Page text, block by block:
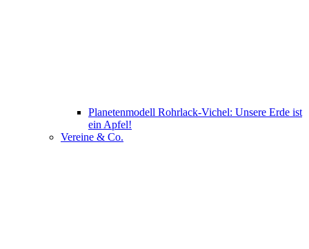
Planetenmodell Rohrlack-Vichel: Unsere Erde ist
ein Apfel!
Vereine & Co.